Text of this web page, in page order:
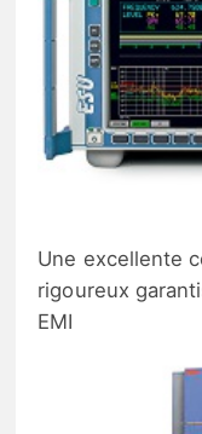
Une excellente
rigoureux
EMI